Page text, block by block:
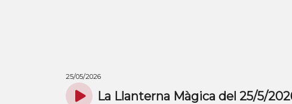
25/05/2026
La Llanterna Màgica del 25/5/